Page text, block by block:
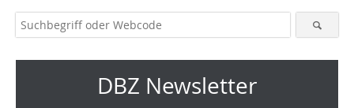
DBZ Newsletter